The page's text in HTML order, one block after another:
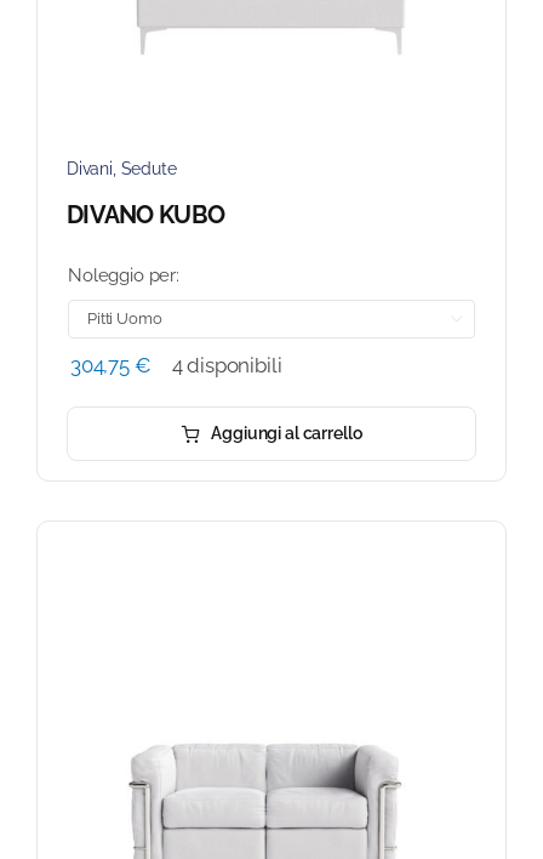
Divani, Sedute
DIVANO KUBO
Noleggio per:
304,75 € 4 disponibili
Aggiungi al carrello